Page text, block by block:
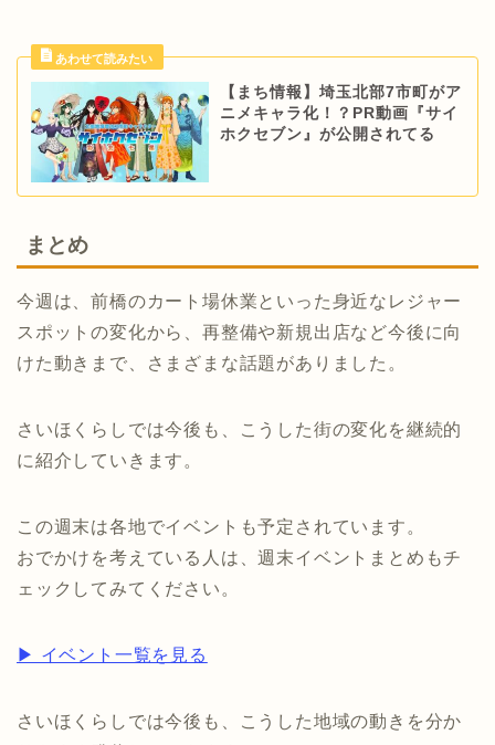
【まち情報】埼玉北部7市町がア
ニメキャラ化！？PR動画『サイ
ホクセブン』が公開されてる
まとめ
今週は、前橋のカート場休業といった身近なレジャー
スポットの変化から、再整備や新規出店など今後に向
けた動きまで、さまざまな話題がありました。
さいほくらしでは今後も、こうした街の変化を継続的
に紹介していきます。
この週末は各地でイベントも予定されています。
おでかけを考えている人は、週末イベントまとめもチ
ェックしてみてください。
▶ イベント一覧を見る
さいほくらしでは今後も、こうした地域の動きを分か